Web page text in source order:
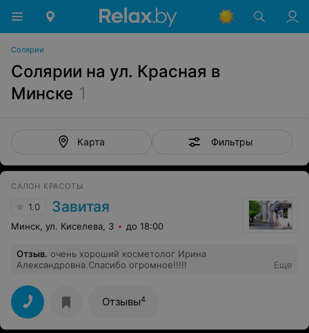
Солярии
Солярии на ул. Красная в
Минске 1
Карта Фильтры
САЛОН КРАСОТЫ
1.0 Завитая
Минск, ул. Киселева, 3 до 18:00
Отзыв. очень хороший косметолог Ирина
Александровна.Спасибо огромное!!!!!
Еще
Отзывы4